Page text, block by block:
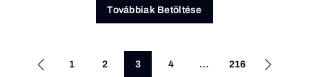
Továbbiak Betöltése
1 2 3 4 … 216